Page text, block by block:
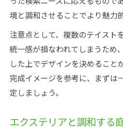
境と調和させることでより魅力
注意点として、複数のテイスト
統一感が損なわれてしまうため
した上でデザインを決めること
完成イメージを参考に、まずは
定しましょう。
エクステリアと調和する